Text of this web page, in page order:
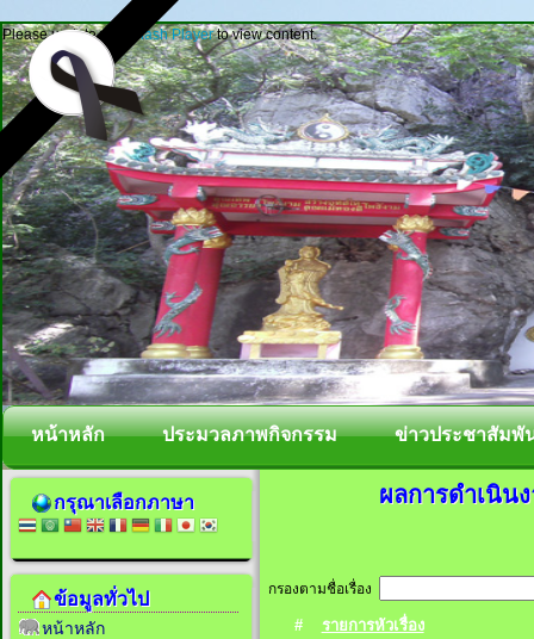
Please update your Flash Playerto view content.
หน้าหลัก ประมวลภาพกิจกรรม ข่าวประชาสัมพั
ผลการดำเนิน
กรองตามชื่อเรื่อง
# รายการหัวเรื่อง
กรุณาเลือกภาษา
ข้อมูลทั่วไป
หน้าหลัก